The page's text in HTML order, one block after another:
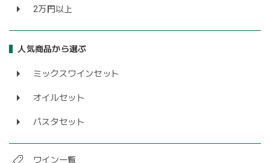
2万円以上
人気商品から選ぶ
ミックスワインセット
オイルセット
パスタセット
ワイン一覧